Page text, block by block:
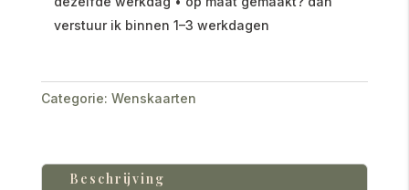
verstuur ik binnen 1–3 werkdagen
Categorie: Wenskaarten
Beschrijving